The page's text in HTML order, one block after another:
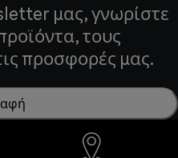
μας, γνωρίστε
τους
προσφορές μας.